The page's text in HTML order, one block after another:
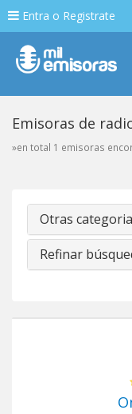
Entra o Registrate
Emisoras de
»en total 1 emisoras
Otras
Refinar